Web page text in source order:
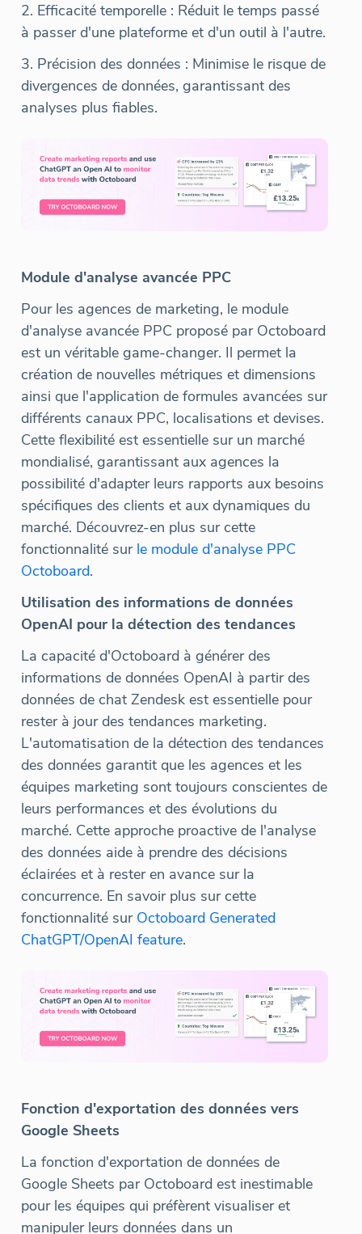
2. Efficacité temporelle : Réduit le temps passé
à passer d'une plateforme et d'un outil à l'autre.
3. Précision des données : Minimise le risque de
divergences de données, garantissant des
analyses plus fiables.
Module d'analyse avancée PPC
Pour les agences de marketing, le module
d'analyse avancée PPC proposé par Octoboard
est un véritable game-changer. Il permet la
création de nouvelles métriques et dimensions
ainsi que l'application de formules avancées sur
différents canaux PPC, localisations et devises.
Cette flexibilité est essentielle sur un marché
mondialisé, garantissant aux agences la
possibilité d'adapter leurs rapports aux besoins
spécifiques des clients et aux dynamiques du
marché. Découvrez-en plus sur cette
fonctionnalité sur le module d'analyse PPC
Octoboard.
Utilisation des informations de données
OpenAI pour la détection des tendances
La capacité d'Octoboard à générer des
informations de données OpenAI à partir des
données de chat Zendesk est essentielle pour
rester à jour des tendances marketing.
L'automatisation de la détection des tendances
des données garantit que les agences et les
équipes marketing sont toujours conscientes de
leurs performances et des évolutions du
marché. Cette approche proactive de l'analyse
des données aide à prendre des décisions
éclairées et à rester en avance sur la
concurrence. En savoir plus sur cette
fonctionnalité sur Octoboard Generated
ChatGPT/OpenAI feature.
Fonction d'exportation des données vers
Google Sheets
La fonction d'exportation de données de
Google Sheets par Octoboard est inestimable
pour les équipes qui préfèrent visualiser et
manipuler leurs données dans un